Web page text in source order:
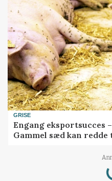
GRISE
Engang eksportsucces
Gammel sæd kan